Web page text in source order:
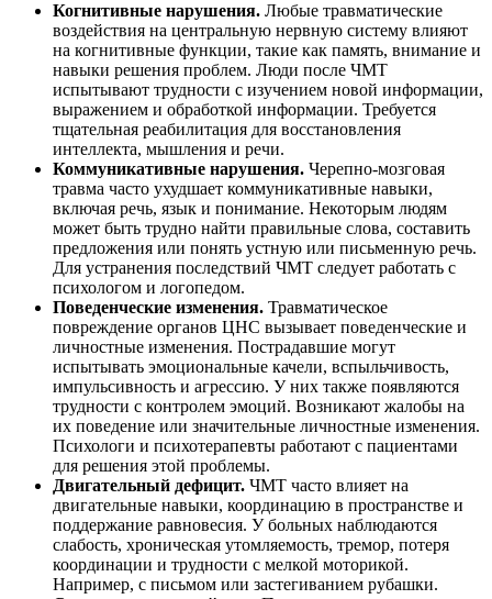
Когнитивные нарушения. Любые травматические
воздействия на центральную нервную систему влияют
на когнитивные функции, такие как память, внимание и
навыки решения проблем. Люди после ЧМТ
испытывают трудности с изучением новой информации,
выражением и обработкой информации. Требуется
тщательная реабилитация для восстановления
интеллекта, мышления и речи.
Коммуникативные нарушения. Черепно-мозговая
травма часто ухудшает коммуникативные навыки,
включая речь, язык и понимание. Некоторым людям
может быть трудно найти правильные слова, составить
предложения или понять устную или письменную речь.
Для устранения последствий ЧМТ следует работать с
психологом и логопедом.
Поведенческие изменения. Травматическое
повреждение органов ЦНС вызывает поведенческие и
личностные изменения. Пострадавшие могут
испытывать эмоциональные качели, вспыльчивость,
импульсивность и агрессию. У них также появляются
трудности с контролем эмоций. Возникают жалобы на
их поведение или значительные личностные изменения.
Психологи и психотерапевты работают с пациентами
для решения этой проблемы.
Двигательный дефицит. ЧМТ часто влияет на
двигательные навыки, координацию в пространстве и
поддержание равновесия. У больных наблюдаются
слабость, хроническая утомляемость, тремор, потеря
координации и трудности с мелкой моторикой.
Например, с письмом или застегиванием рубашки.